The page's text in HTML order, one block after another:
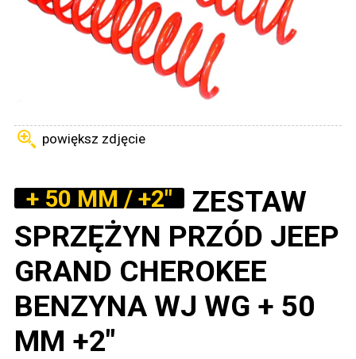
powiększ zdjęcie
+ 50 MM / +2"
ZESTAW
SPRZĘŻYN PRZÓD JEEP
GRAND CHEROKEE
BENZYNA WJ WG + 50
MM +2"